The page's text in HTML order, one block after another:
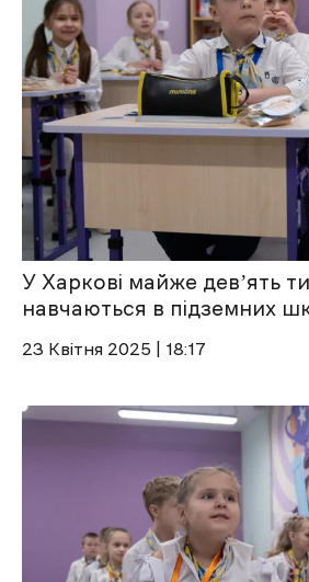
У Харкові майже девʼять
навчаються в підземних
23 Квітня 2025 | 18:17